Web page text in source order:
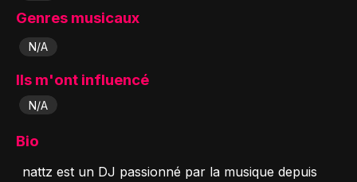
Genres musicaux
N/A
Ils m'ont influencé
N/A
Bio
nattz est un DJ passionné par la musique depuis